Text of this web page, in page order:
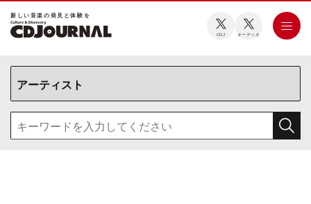
新しい⾳楽の発⾒と体験を
CDJ オーディオ